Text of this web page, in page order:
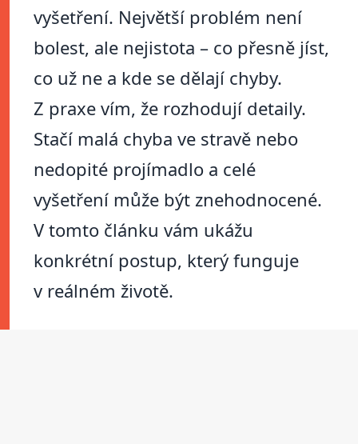
vyšetření. Největší problém není
bolest, ale nejistota – co přesně jíst,
co už ne a kde se dělají chyby.
Z praxe vím, že rozhodují detaily.
Stačí malá chyba ve stravě nebo
nedopité projímadlo a celé
vyšetření může být znehodnocené.
V tomto článku vám ukážu
konkrétní postup, který funguje
v reálném životě.